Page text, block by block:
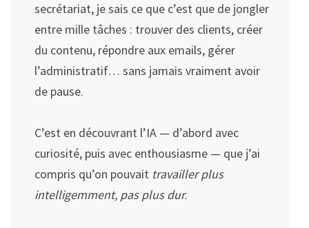
secrétariat, je sais ce que c’est que de jongler
entre mille tâches : trouver des clients, créer
du contenu, répondre aux emails, gérer
l’administratif… sans jamais vraiment avoir
de pause.
C’est en découvrant l’IA — d’abord avec
curiosité, puis avec enthousiasme — que j’ai
compris qu’on pouvait travailler plus
intelligemment, pas plus dur.